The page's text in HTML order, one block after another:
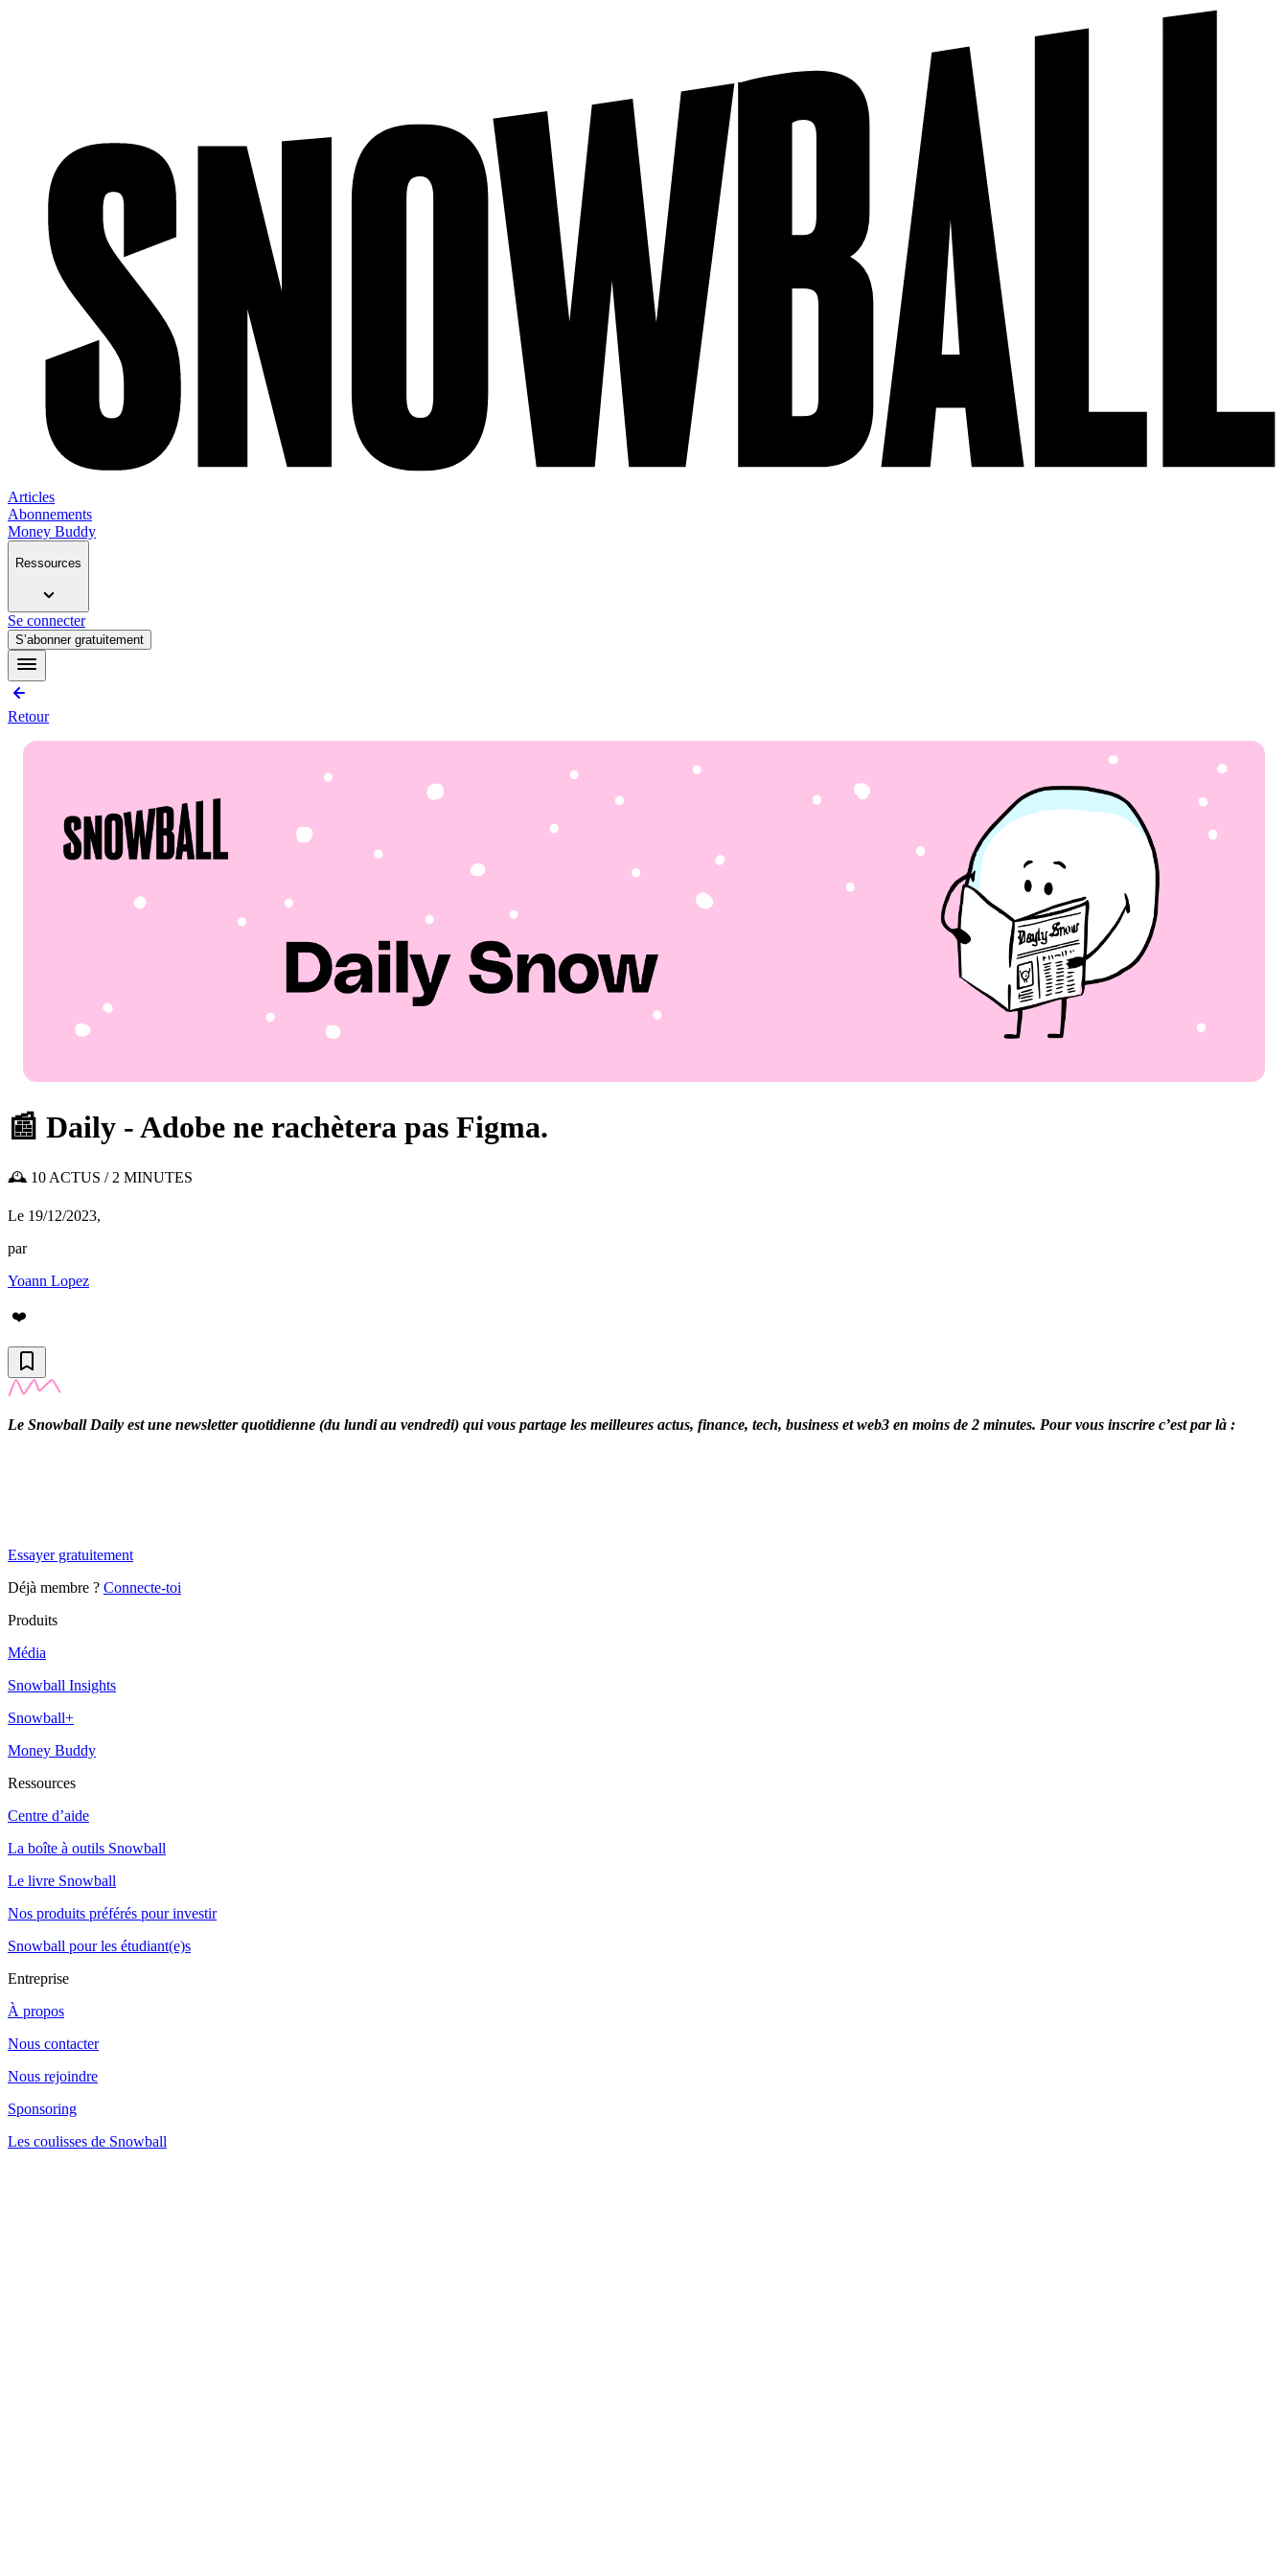
Articles
Abonnements
Money Buddy
Ressources
Se connecter
S’abonner gratuitement
Retour
📰 Daily - Adobe ne rachètera pas Figma.
🕰️ 10 ACTUS / 2 MINUTES
Le 19/12/2023,
par
Yoann Lopez
❤️
Le Snowball Daily est une newsletter quotidienne (du lundi au vendredi) qui vous partage les meilleures actus, finance, tech, business et web3 en moins de 2 minutes. Pour vous inscrire c’est par là :
Essayer gratuitement
Déjà membre ? Connecte-toi
Produits
Média
Snowball Insights
Snowball+
Money Buddy
Ressources
Centre d’aide
La boîte à outils Snowball
Le livre Snowball
Nos produits préférés pour investir
Snowball pour les étudiant(e)s
Entreprise
À propos
Nous contacter
Nous rejoindre
Sponsoring
Les coulisses de Snowball